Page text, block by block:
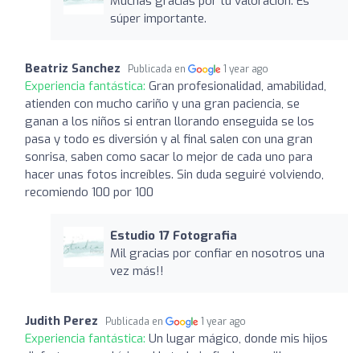
súper importante.
Beatriz Sanchez Publicada en 1 year ago
Experiencia fantástica: Gran profesionalidad, amabilidad,
atienden con mucho cariño y una gran paciencia, se
ganan a los niños si entran llorando enseguida se los
pasa y todo es diversión y al final salen con una gran
sonrisa, saben como sacar lo mejor de cada uno para
hacer unas fotos increíbles. Sin duda seguiré volviendo,
recomiendo 100 por 100
Estudio 17 Fotografia
Mil gracias por confiar en nosotros una
vez más!!
Judith Perez Publicada en 1 year ago
Experiencia fantástica: Un lugar mágico, donde mis hijos